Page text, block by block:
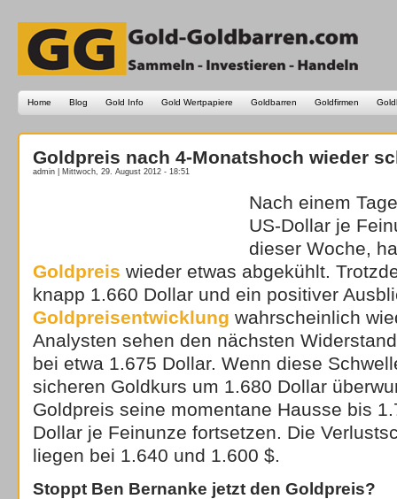
Home Blog Gold Info Gold Wertpapiere Goldbarren Goldfirmen
Goldpreis nach 4-Monatshoch wieder
admin | Mittwoch, 29. August 2012 - 18:51
Nach einem
US-Dollar je
dieser Woche,
Goldpreis wieder etwas abgekühlt.
knapp 1.660 Dollar und ein positiver
Goldpreisentwicklung wahrscheinlich
Analysten sehen den nächsten
bei etwa 1.675 Dollar. Wenn diese
sicheren Goldkurs um 1.680 Dollar
Goldpreis seine momentane Hausse bis
Dollar je Feinunze fortsetzen. Die
liegen bei 1.640 und 1.600 $.
Stoppt Ben Bernanke jetzt den Goldpreis?